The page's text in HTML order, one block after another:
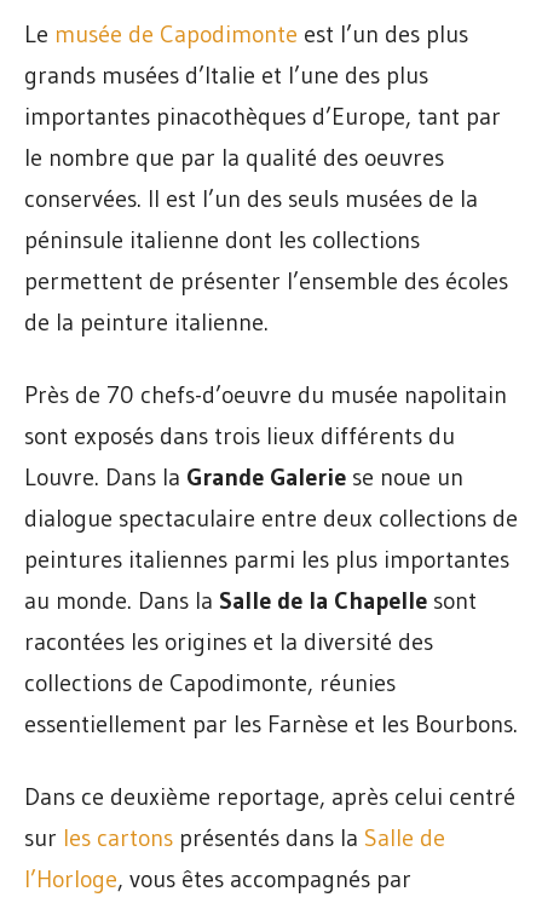
Le musée de Capodimonte est l’un des plus
grands musées d’Italie et l’une des plus
importantes pinacothèques d’Europe, tant par
le nombre que par la qualité des oeuvres
conservées. Il est l’un des seuls musées de la
péninsule italienne dont les collections
permettent de présenter l’ensemble des écoles
de la peinture italienne.
Près de 70 chefs-d’oeuvre du musée napolitain
sont exposés dans trois lieux différents du
Louvre. Dans la Grande Galerie se noue un
dialogue spectaculaire entre deux collections de
peintures italiennes parmi les plus importantes
au monde. Dans la Salle de la Chapelle sont
racontées les origines et la diversité des
collections de Capodimonte, réunies
essentiellement par les Farnèse et les Bourbons.
Dans ce deuxième reportage, après celui centré
sur les cartons présentés dans la Salle de
l’Horloge, vous êtes accompagnés par